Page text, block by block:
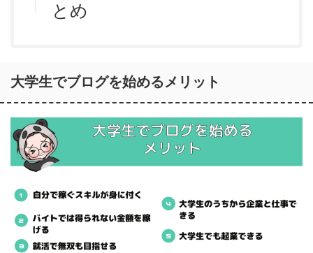
とめ
大学生でブログを始めるメリット